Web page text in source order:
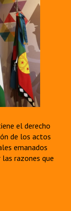
el derecho
de los actos
emanados
las razones que